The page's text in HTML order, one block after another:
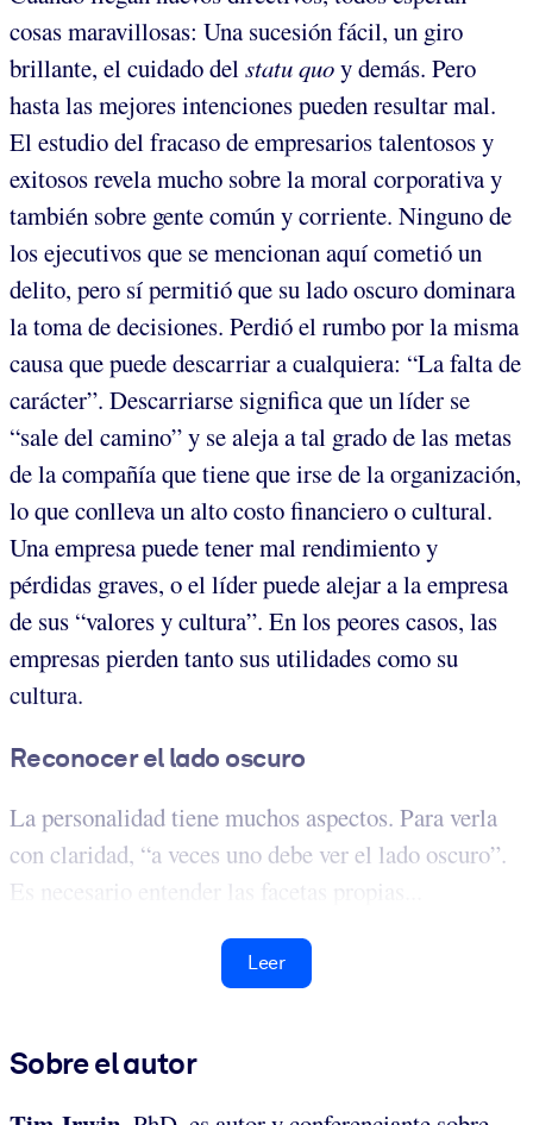
cosas maravillosas: Una sucesión fácil, un giro
brillante, el cuidado delstatu quoy demás. Pero
hasta las mejores intenciones pueden resultar mal.
El estudio del fracaso de empresarios talentosos y
exitosos revela mucho sobre la moral corporativa y
también sobre gente común y corriente. Ninguno de
los ejecutivos que se mencionan aquí cometió un
delito, pero sí permitió que su lado oscuro dominara
la toma de decisiones. Perdió el rumbo por la misma
causa que puede descarriar a cualquiera: “La falta de
carácter”. Descarriarse significa que un líder se
“sale del camino” y se aleja a tal grado de las metas
de la compañía que tiene que irse de la organización,
lo que conlleva un alto costo financiero o cultural.
Una empresa puede tener mal rendimiento y
pérdidas graves, o el líder puede alejar a la empresa
de sus “valores y cultura”. En los peores casos, las
empresas pierden tanto sus utilidades como su
cultura.
Reconocer el lado oscuro
La personalidad tiene muchos aspectos. Para verla
con claridad, “a veces uno debe ver el lado oscuro”.
Es necesario entender las facetas propias...
Leer
Sobre el autor